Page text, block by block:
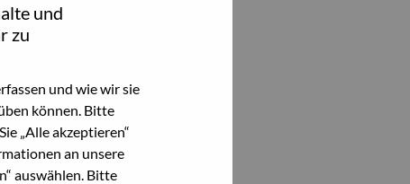
und
zu
und wie wir sie
können. Bitte
„Alle akzeptieren“
an unsere
auswählen. Bitte